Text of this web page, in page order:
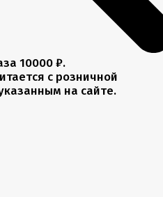
10000 ₽.
с розничной
на сайте.